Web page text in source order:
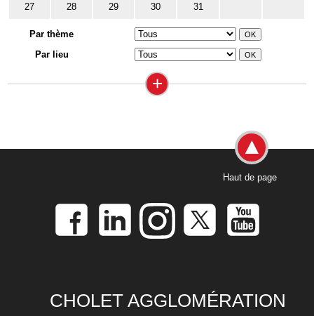
27 28 29 30 31
Par thème
Par lieu
+
Haut de page
CHOLET AGGLOMÉRATION